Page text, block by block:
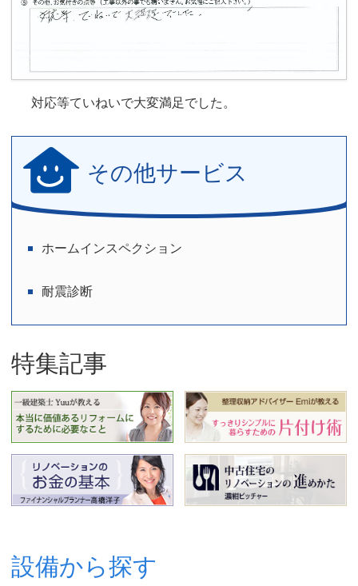
対応等ていねいで大変満足でした。
その他サービス
ホームインスペクション
耐震診断
特集記事
設備から探す